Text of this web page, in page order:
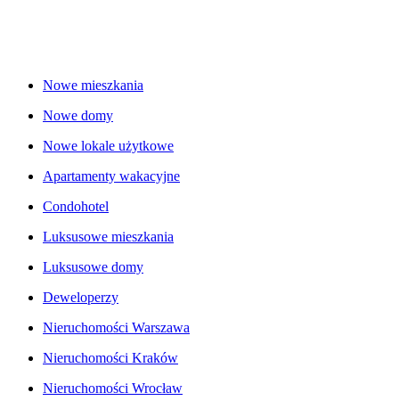
Nowe mieszkania
Nowe domy
Nowe lokale użytkowe
Apartamenty wakacyjne
Condohotel
Luksusowe mieszkania
Luksusowe domy
Deweloperzy
Nieruchomości Warszawa
Nieruchomości Kraków
Nieruchomości Wrocław